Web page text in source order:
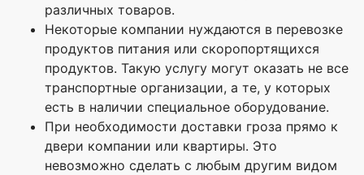
различных товаров.
Некоторые компании нуждаются в перевозке
продуктов питания или скоропортящихся
продуктов. Такую услугу могут оказать не все
транспортные организации, а те, у которых
есть в наличии специальное оборудование.
При необходимости доставки гроза прямо к
двери компании или квартиры. Это
невозможно сделать с любым другим видом